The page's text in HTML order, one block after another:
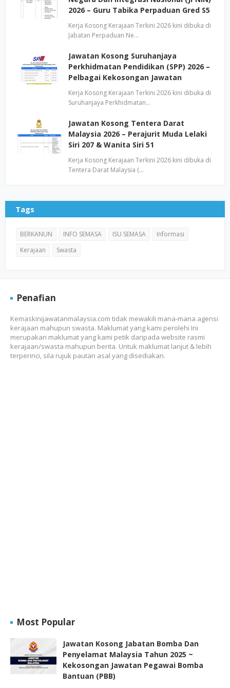
2026 – Guru Tabika Perpaduan Gred S5
Kerja Kosong Kerajaan Terkini 2026 kini dibuka di
Jabatan Perpaduan Ne…
Jawatan Kosong Suruhanjaya
Perkhidmatan Pendidikan (SPP) 2026 –
Pelbagai Kekosongan Jawatan
Kerja Kosong Kerajaan Terkini 2026 kini dibuka di
Suruhanjaya Perkhidmatan…
Jawatan Kosong Tentera Darat
Malaysia 2026 – Perajurit Muda Lelaki
Siri 207 & Wanita Siri 51
Kerja Kosong Kerajaan Terkini 2026 kini dibuka di
Tentera Darat Malaysia (…
Tags
BERKANUN INFO SEMASA ISU SEMASA
Informasi
Kerajaan
Swasta
Penafian
Kemaskinijawatanmalaysia.com tidak mewakili mana-mana agensi
kerajaan mahupun swasta. Maklumat yang kami perolehi Ini
merupakan maklumat yang kami petik daripada website rasmi
kerajaan/swasta mahupun berita. Untuk maklumat lanjut & lebih
terperinci, sila rujuk pautan asal yang disediakan.
Most Popular
Jawatan Kosong Jabatan Bomba Dan
Penyelamat Malaysia Tahun 2025 ~
Kekosongan Jawatan Pegawai Bomba
Bantuan (PBB)